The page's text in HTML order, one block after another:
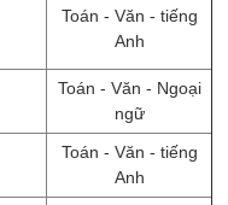
Toán - Văn - tiếng
Anh
Toán - Văn - Ngoại
ngữ
Toán - Văn - tiếng
Anh